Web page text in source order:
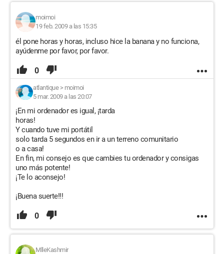
moimoi
19 feb. 2009 a las 15:35
él pone horas y horas, incluso hice la banana y no funciona,
ayúdenme por favor, por favor.
0
atlantique> moimoi
5 mar. 2009 a las 20:07
¡En mi ordenador es igual, ¡tarda
horas!
Y cuando tuve mi portátil
solo tarda 5 segundos en ir a un terreno comunitario
o a casa!
En fin, mi consejo es que cambies tu ordenador y consigas
uno más potente!
¡Te lo aconsejo!
¡Buena suerte!!!
0
MlleKashmir